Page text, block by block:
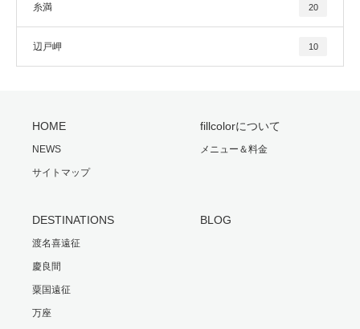
糸満 20
辺戸岬 10
HOME
NEWS
サイトマップ
fillcolorについて
メニュー＆料金
DESTINATIONS
渡名喜遠征
慶良間
粟国遠征
万座
BLOG